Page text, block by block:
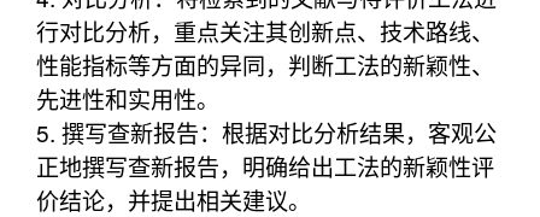
行对比分析，重点关注其创新点、技术路线、
性能指标等方面的异同，判断工法的新颖性、
先进性和实用性。
5. 撰写查新报告：根据对比分析结果，客观公
正地撰写查新报告，明确给出工法的新颖性评
价结论，并提出相关建议。